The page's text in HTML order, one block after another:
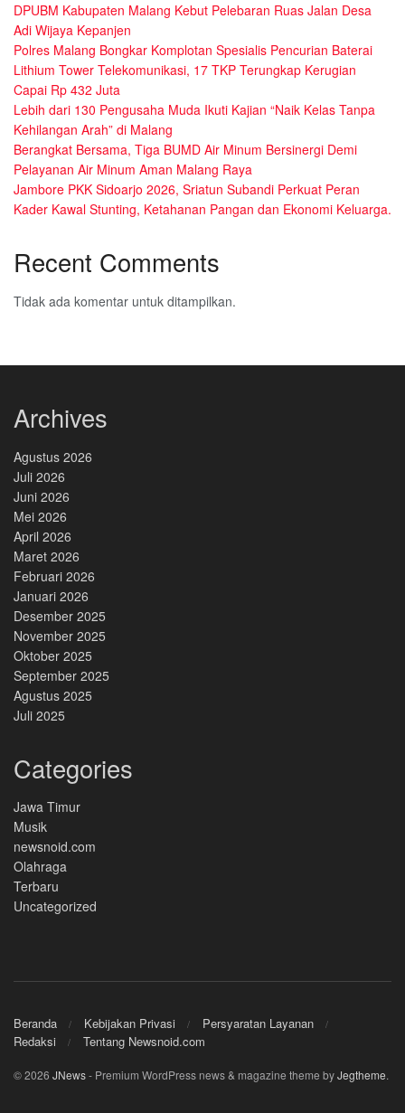
DPUBM Kabupaten Malang Kebut Pelebaran Ruas Jalan Desa
Adi Wijaya Kepanjen
Polres Malang Bongkar Komplotan Spesialis Pencurian Baterai
Lithium Tower Telekomunikasi, 17 TKP Terungkap Kerugian
Capai Rp 432 Juta
Lebih dari 130 Pengusaha Muda Ikuti Kajian “Naik Kelas Tanpa
Kehilangan Arah” di Malang
Berangkat Bersama, Tiga BUMD Air Minum Bersinergi Demi
Pelayanan Air Minum Aman Malang Raya
Jambore PKK Sidoarjo 2026, Sriatun Subandi Perkuat Peran
Kader Kawal Stunting, Ketahanan Pangan dan Ekonomi Keluarga.
Recent Comments
Tidak ada komentar untuk ditampilkan.
Archives
Agustus 2026
Juli 2026
Juni 2026
Mei 2026
April 2026
Maret 2026
Februari 2026
Januari 2026
Desember 2025
November 2025
Oktober 2025
September 2025
Agustus 2025
Juli 2025
Categories
Jawa Timur
Musik
newsnoid.com
Olahraga
Terbaru
Uncategorized
Beranda Kebijakan Privasi
Persyaratan Layanan
Redaksi
Tentang Newsnoid.com
© 2026 JNews- Premium WordPress news & magazine theme byJegtheme.